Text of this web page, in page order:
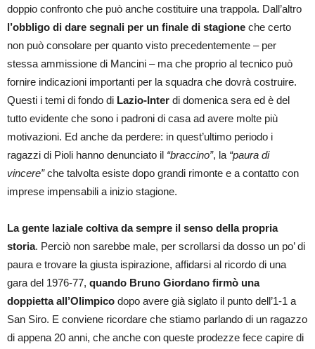
doppio confronto che può anche costituire una trappola. Dall’altro
l’obbligo di dare segnali per un finale di stagione che certo
non può consolare per quanto visto precedentemente – per
stessa ammissione di Mancini – ma che proprio al tecnico può
fornire indicazioni importanti per la squadra che dovrà costruire.
Questi i temi di fondo di Lazio-Inter di domenica sera ed è del
tutto evidente che sono i padroni di casa ad avere molte più
motivazioni. Ed anche da perdere: in quest’ultimo periodo i
ragazzi di Pioli hanno denunciato il “braccino”, la “paura di
vincere”che talvolta esiste dopo grandi rimonte e a contatto con
imprese impensabili a inizio stagione.
La gente laziale coltiva da sempre il senso della propria
storia. Perciò non sarebbe male, per scrollarsi da dosso un po’ di
paura e trovare la giusta ispirazione, affidarsi al ricordo di una
gara del 1976-77, quando Bruno Giordano firmò una
doppietta all’Olimpico dopo avere già siglato il punto dell’1-1 a
San Siro. E conviene ricordare che stiamo parlando di un ragazzo
di appena 20 anni, che anche con queste prodezze fece capire di